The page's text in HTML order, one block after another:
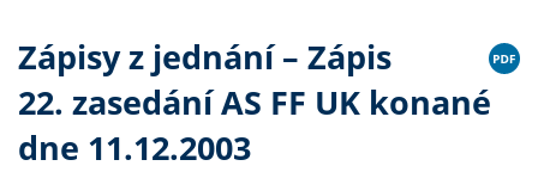
Zápisy z jednání – Zápis
22. zasedání AS FF UK konané
dne 11.12.2003